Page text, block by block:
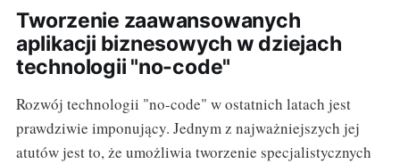
Tworzenie zaawansowanych
aplikacji biznesowych w dziejach
technologii "no-code"
Rozwój technologii "no-code" w ostatnich latach jest
prawdziwie imponujący. Jednym z najważniejszych jej
atutów jest to, że umożliwia tworzenie specjalistycznych